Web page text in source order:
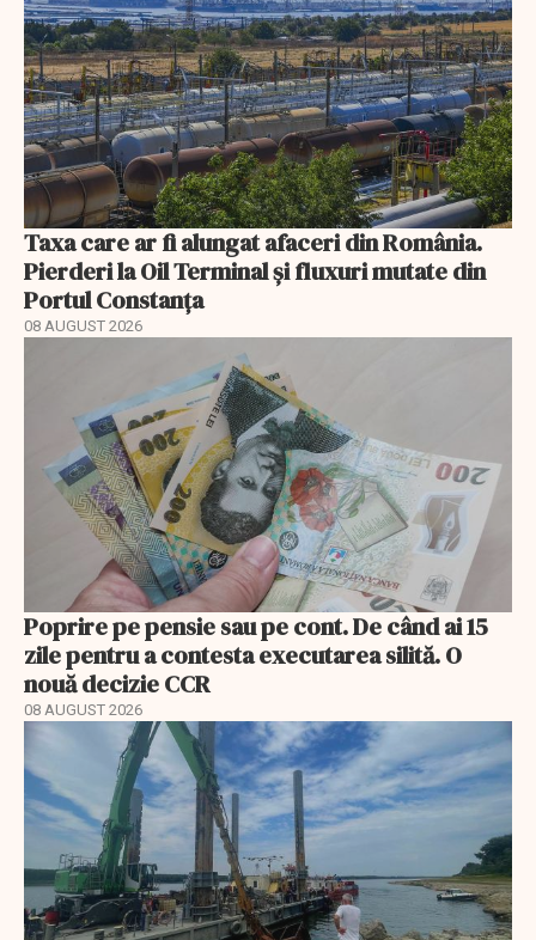
Taxa care ar fi alungat afaceri din România.
Pierderi la Oil Terminal și fluxuri mutate din
Portul Constanța
08 AUGUST 2026
Poprire pe pensie sau pe cont. De când ai 15
zile pentru a contesta executarea silită. O
nouă decizie CCR
08 AUGUST 2026